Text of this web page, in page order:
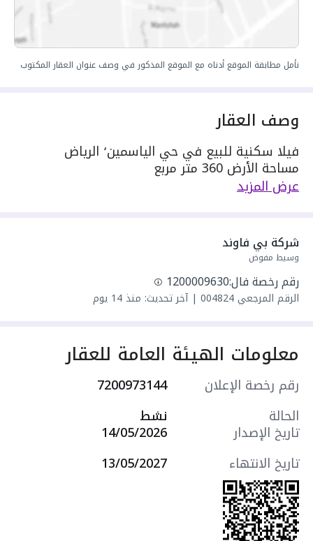
نأمل مطابقة الموقع أدناه مع الموقع المذكور في وصف عنوان العقار المكتوب
وصف العقار
فيلا سكنية للبيع في حي الياسمين٬ الرياض
مساحة الأرض 360 متر مربع
يحدها 1 شارع: غربية٬ بعرض 18 م
مكونة من: 9 غرف
واصل مياه
سنة البناء: 2026
سعرها 4.800.000 ر.س ان شاء الله
عرض المزيد
شركة بي فاوند
وسيط مفوض
رقم رخصة فال:1200009630
الرقم المرجعي004824
|آخر تحديث: منذ 14 يوم
معلومات الهيئة العامة للعقار
رقم رخصة الإعلان
7200973144
الحالة
نشط
تاريخ الإصدار
14/05/2026
تاريخ الانتهاء
13/05/2027